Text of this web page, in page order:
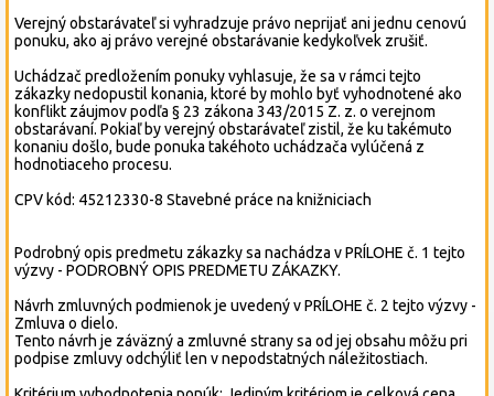
Verejný obstarávateľ si vyhradzuje právo neprijať ani jednu cenovú
ponuku, ako aj právo verejné obstarávanie kedykoľvek zrušiť.
Uchádzač predložením ponuky vyhlasuje, že sa v rámci tejto
zákazky nedopustil konania, ktoré by mohlo byť vyhodnotené ako
konflikt záujmov podľa § 23 zákona 343/2015 Z. z. o verejnom
obstarávaní. Pokiaľ by verejný obstarávateľ zistil, že ku takémuto
konaniu došlo, bude ponuka takéhoto uchádzača vylúčená z
hodnotiaceho procesu.
CPV kód: 45212330-8 Stavebné práce na knižniciach
Podrobný opis predmetu zákazky sa nachádza v PRÍLOHE č. 1 tejto
výzvy - PODROBNÝ OPIS PREDMETU ZÁKAZKY.
Návrh zmluvných podmienok je uvedený v PRÍLOHE č. 2 tejto výzvy -
Zmluva o dielo.
Tento návrh je záväzný a zmluvné strany sa od jej obsahu môžu pri
podpise zmluvy odchýliť len v nepodstatných náležitostiach.